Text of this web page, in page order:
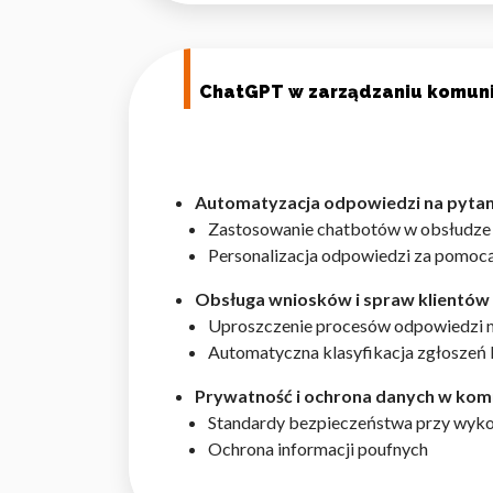
ChatGPT w zarządzaniu
Automatyzacja odpowiedzi na
Zastosowanie chatbotów w
Personalizacja odpowiedzi za
Obsługa wniosków i spraw klientów
Uproszczenie procesów odpowiedzi
Automatyczna klasyfikacja
Prywatność i ochrona danych w
Standardy bezpieczeństwa przy
Ochrona informacji poufnych
na stronie, gromadząc i
reklam, które są istotne i
reklamodawców strony
Nieklasyfikowane
Nieklasyfikowane pliki
Odrzuć